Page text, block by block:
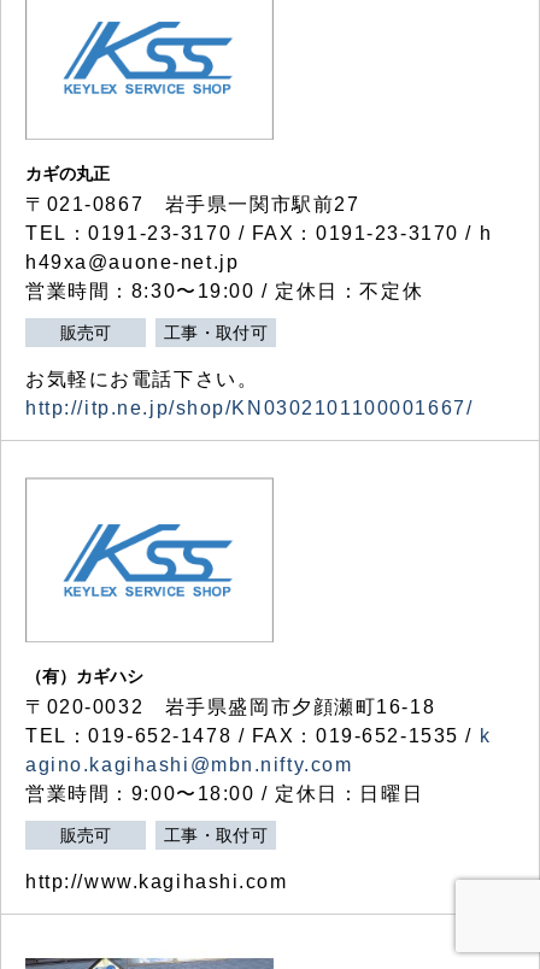
カギの丸正
〒021-0867 岩手県一関市駅前27
TEL：0191-23-3170 / FAX：0191-23-3170 / h
h49xa@auone-net.jp
営業時間：8:30〜19:00 / 定休日：不定休
販売可 工事・取付可
お気軽にお電話下さい。
http://itp.ne.jp/shop/KN0302101100001667/
（有）カギハシ
〒020-0032 岩手県盛岡市夕顔瀬町16-18
TEL：019-652-1478 / FAX：019-652-1535 / k
agino.kagihashi@mbn.nifty.com
営業時間：9:00〜18:00 / 定休日：日曜日
販売可 工事・取付可
http://www.kagihashi.com